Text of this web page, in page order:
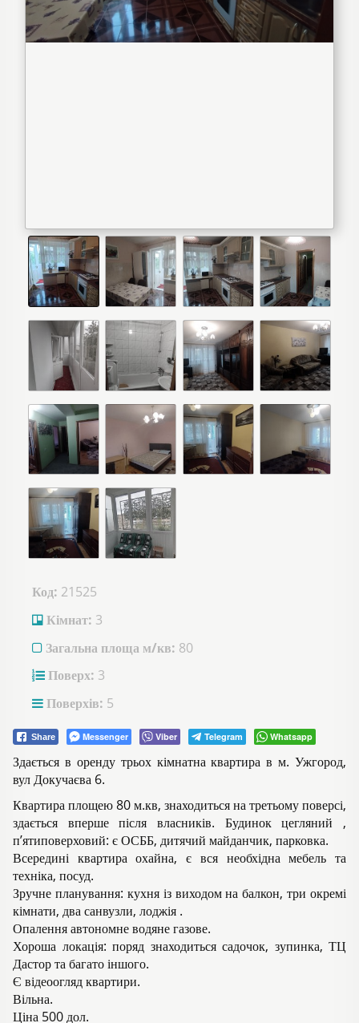
Код: 21525
Кімнат: 3
Загальна площа м/кв: 80
Поверх: 3
Поверхів: 5
Share Messenger Viber Telegram Whatsapp
Здається в оренду трьох кімнатна квартира в м. Ужгород,
вул Докучаєва 6.
Квартира площею 80 м.кв, знаходиться на третьому поверсі,
здається вперше після власників. Будинок цегляний ,
п’ятиповерховий: є ОСББ, дитячий майданчик, парковка.
Всередині квартира охайна, є вся необхідна мебель та
техніка, посуд.
Зручне планування: кухня із виходом на балкон, три окремі
кімнати, два санвузли, лоджія .
Опалення автономне водяне газове.
Хороша локація: поряд знаходиться садочок, зупинка, ТЦ
Дастор та багато іншого.
Є відеоогляд квартири.
Вільна.
Ціна 500 дол.